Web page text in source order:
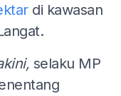
di kawasan
selaku MP